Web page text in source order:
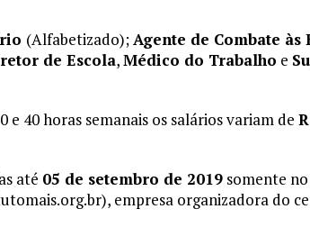
(Alfabetizado);Agente de Combate às
de Escola,Médico do Trabalho e
e 40 horas semanais os salários variam de
até 05 de setembro de 2019 somente
empresa organizadora do